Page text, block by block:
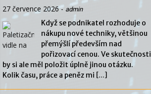
27 července 2026- admin
Když se podnikatel rozhoduje o
nákupu nové techniky, většinou
přemýšlí především nad
pořizovací cenou. Ve skutečnosti
by si ale měl položit úplně jinou otázku.
Kolik času, práce a peněz mi [...]